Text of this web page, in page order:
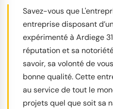
Savez-vous que
entreprise disposant
expérimenté à Ardiege
réputation et sa
savoir, sa volonté de
bonne qualité. Cette
au service de tout le
projets quel que soit sa